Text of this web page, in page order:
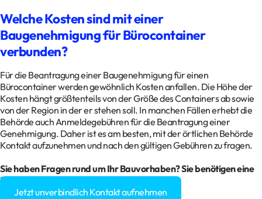
Welche Kosten sind mit einer
Baugenehmigung für Bürocontainer
verbunden?
Für die Beantragung einer Baugenehmigung für einen
Bürocontainer werden gewöhnlich Kosten anfallen. Die Höhe der
Kosten hängt größtenteils von der Größe des Containers ab sowie
von der Region in der er stehen soll. In manchen Fällen erhebt die
Behörde auch Anmeldegebühren für die Beantragung einer
Genehmigung. Daher ist es am besten, mit der örtlichen Behörde
Kontakt aufzunehmen und nach den gültigen Gebühren zu fragen.
Sie haben Fragen rund um IhrBauvorhaben? Sie benötigen eine
Baugenehmigung?
Jetzt unverbindlich Kontakt aufnehmen